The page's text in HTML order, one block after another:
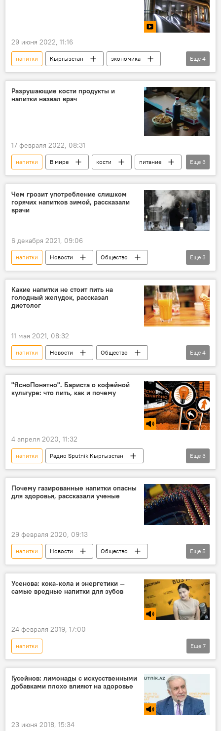
29 июня 2022, 11:16
напитки Кыргызстан
экономика
Российско-кыргызский фонд развития
завод
видео Новости Киргизии
Еще 4
Разрушающие кости продукты и
напитки назвал врач
17 февраля 2022, 08:31
напитки В мире кости
питание
продукты
еда врач
Еще 3
Чем грозит употребление слишком
горячих напитков зимой, рассказали
врачи
6 декабря 2021, 09:06
напитки Новости
Общество
вред
врач предупреждение
Еще 3
Какие напитки не стоит пить на
голодный желудок, рассказал
диетолог
11 мая 2021, 08:32
напитки Новости
Общество
В мире
вред
желудок
Россия
Еще 4
"ЯсноПонятно". Бариста о кофейной
культуре: что пить, как и почему
4 апреля 2020, 11:32
напитки
Радио Sputnik Кыргызстан
Общество
кофе
Еще 3
Почему газированные напитки опасны
для здоровья, рассказали ученые
29 февраля 2020, 09:13
напитки Новости
Общество
В мире
Пресс-дайджест
холестерин
Еще 5
Усенова: кока-кола и энергетики —
самые вредные напитки для зубов
24 февраля 2019, 17:00
напитки
Как сохранить зубы здоровыми. Советы стоматолога
Радио Sputnik Кыргызстан
Общество
Кыргызстан
стоматология
Еще 7
Гусейнов: лимонады с искусственными
добавками плохо влияют на здоровье
23 июня 2018, 15:34